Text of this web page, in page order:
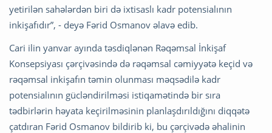
yetirilən sahələrdən biri də ixtisaslı kadr potensialının
inkişafıdır”, - deyə Fərid Osmanov əlavə edib.
Cari ilin yanvar ayında təsdiqlənən Rəqəmsal İnkişaf
Konsepsiyası çərçivəsində də rəqəmsal cəmiyyətə keçid və
rəqəmsal inkişafın təmin olunması məqsədilə kadr
potensialının gücləndirilməsi istiqamətində bir sıra
tədbirlərin həyata keçirilməsinin planlaşdırıldığını diqqətə
çatdıran Fərid Osmanov bildirib ki, bu çərçivədə əhalinin